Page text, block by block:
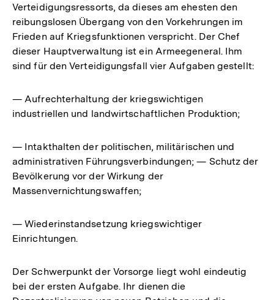
Verteidigungsressorts, da dieses am ehesten den
reibungslosen Übergang von den Vorkehrungen im
Frieden auf Kriegsfunktionen verspricht. Der Chef
dieser Hauptverwaltung ist ein Armeegeneral. Ihm
sind für den Verteidigungsfall vier Aufgaben gestellt:
— Aufrechterhaltung der kriegswichtigen
industriellen und landwirtschaftlichen Produktion;
— Intakthalten der politischen, militärischen und
administrativen Führungsverbindungen; — Schutz der
Bevölkerung vor der Wirkung der
Massenvernichtungswaffen;
— Wiederinstandsetzung kriegswichtiger
Einrichtungen.
Der Schwerpunkt der Vorsorge liegt wohl eindeutig
bei der ersten Aufgabe. Ihr dienen die